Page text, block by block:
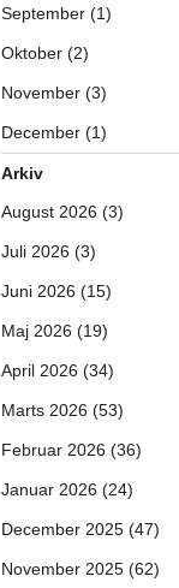
September (1)
Oktober (2)
November (3)
December (1)
Arkiv
August 2026 (3)
Juli 2026 (3)
Juni 2026 (15)
Maj 2026 (19)
April 2026 (34)
Marts 2026 (53)
Februar 2026 (36)
Januar 2026 (24)
December 2025 (47)
November 2025 (62)